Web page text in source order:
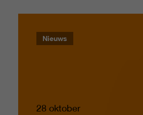
28 oktober
Nieuws